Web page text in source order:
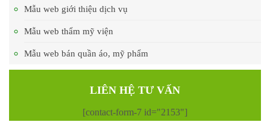
Mẫu web giới thiệu dịch vụ
Mẫu web thẩm mỹ viện
Mẫu web bán quần áo, mỹ phẩm
LIÊN HỆ TƯ VẤN
[contact-form-7 id="2153"]